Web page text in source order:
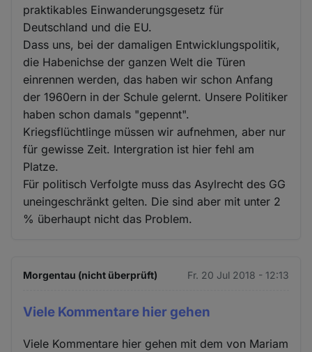
praktikables Einwanderungsgesetz für
Deutschland und die EU.
Dass uns, bei der damaligen Entwicklungspolitik,
die Habenichse der ganzen Welt die Türen
einrennen werden, das haben wir schon Anfang
der 1960ern in der Schule gelernt. Unsere Politiker
haben schon damals "gepennt".
Kriegsflüchtlinge müssen wir aufnehmen, aber nur
für gewisse Zeit. Intergration ist hier fehl am
Platze.
Für politisch Verfolgte muss das Asylrecht des GG
uneingeschränkt gelten. Die sind aber mit unter 2
% überhaupt nicht das Problem.
Morgentau (nicht überprüft) Fr. 20 Jul 2018 - 12:13
Viele Kommentare hier gehen
Viele Kommentare hier gehen mit dem von Mariam